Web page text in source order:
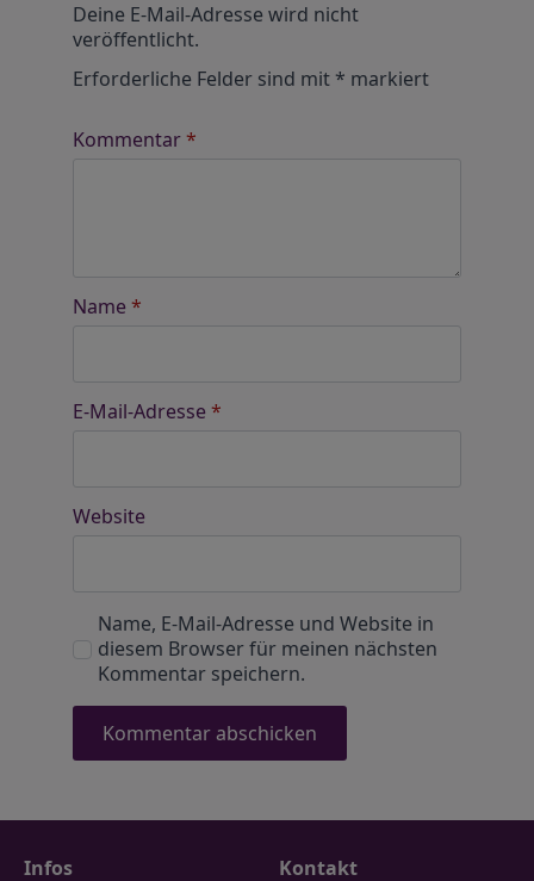
Deine E-Mail-Adresse wird nicht
veröffentlicht.
Erforderliche Felder sind mit* markiert
Kommentar*
Name *
E-Mail-Adresse *
Website
Name, E-Mail-Adresse und Website in
diesem Browser für meinen nächsten
Kommentar speichern.
Infos Kontakt